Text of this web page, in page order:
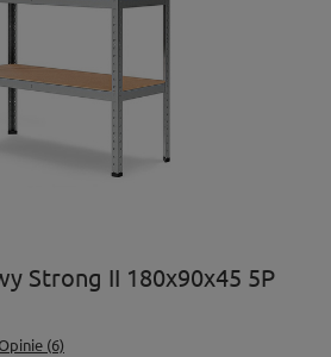
Strong II 180x90x45 5P
(6)